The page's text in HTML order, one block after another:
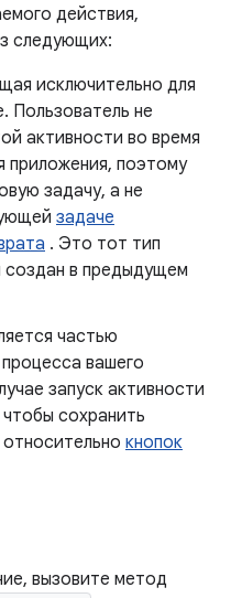
действия,
следующих:
исключительно для
Пользователь не
активности во время
приложения, поэтому
задачу, а не
задаче
. Это тот тип
создан в предыдущем
частью
вашего
запуск активности
сохранить
кнопок
вызовите метод